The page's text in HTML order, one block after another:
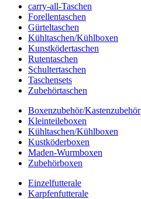
carry-all-Taschen
Forellentaschen
Gürteltaschen
Kühltaschen/Kühlboxen
Kunstködertaschen
Rutentaschen
Schultertaschen
Taschensets
Zubehörtaschen
Boxenzubehör/Kastenzubehör
Kleinteileboxen
Kühltaschen/Kühlboxen
Kustköderboxen
Maden-Wurmboxen
Zubehörboxen
Einzelfutterale
Karpfenfutterale